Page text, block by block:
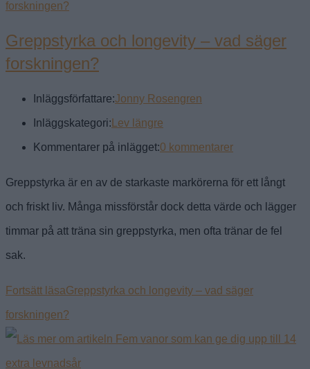
Greppstyrka och longevity – vad säger
forskningen?
Inläggsförfattare:Jonny Rosengren
Inläggskategori: Lev längre
Kommentarer på inlägget:0 kommentarer
Greppstyrka är en av de starkaste markörerna för ett långt
och friskt liv. Många missförstår dock detta värde och lägger
timmar på att träna sin greppstyrka, men ofta tränar de fel
sak.
Fortsätt läsaGreppstyrka och longevity – vad säger
forskningen?